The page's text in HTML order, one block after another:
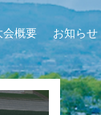
会概要 お知らせ